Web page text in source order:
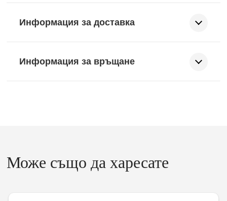
Информация за доставка
Информация за връщане
Може също да харесате